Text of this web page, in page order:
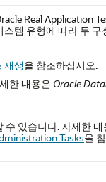
Real Application
템 유형에 따라 두
재생을 참조하십시오.
한 내용은 Oracle
수 있습니다. 자세한
Tasks을